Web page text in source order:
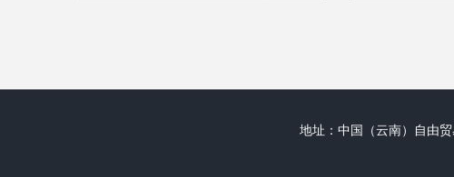
地址：中国（云南）自由